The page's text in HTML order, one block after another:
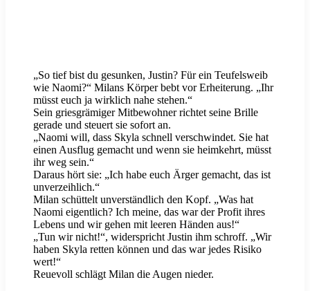
„So tief bist du gesunken, Justin? Für ein Teufelsweib
wie Naomi?“ Milans Körper bebt vor Erheiterung. „Ihr
müsst euch ja wirklich nahe stehen.“
Sein griesgrämiger Mitbewohner richtet seine Brille
gerade und steuert sie sofort an.
„Naomi will, dass Skyla schnell verschwindet. Sie hat
einen Ausflug gemacht und wenn sie heimkehrt, müsst
ihr weg sein.“
Daraus hört sie: „Ich habe euch Ärger gemacht, das ist
unverzeihlich.“
Milan schüttelt unverständlich den Kopf. „Was hat
Naomi eigentlich? Ich meine, das war der Profit ihres
Lebens und wir gehen mit leeren Händen aus!“
„Tun wir nicht!“, widerspricht Justin ihm schroff. „Wir
haben Skyla retten können und das war jedes Risiko
wert!“
Reuevoll schlägt Milan die Augen nieder.